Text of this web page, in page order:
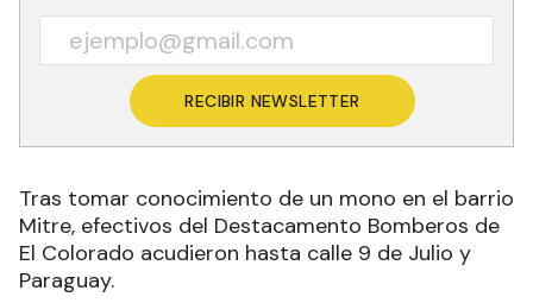
RECIBIR NEWSLETTER
Tras tomar conocimiento de un mono en el barrio
Mitre, efectivos del Destacamento Bomberos de
El Colorado acudieron hasta calle 9 de Julio y
Paraguay.